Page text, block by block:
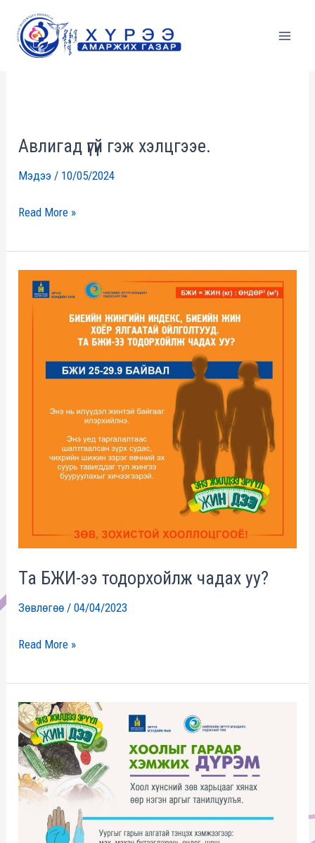
content Зураг
Авлигад үгүй гэж хэлцгээе.
Мэдээ / 10/05/2024
Авлигад
хэлцгээе.
Read More »
Та БЖИ-ээ тодорхойлж чадах уу?
Зөвлөгөө /04/04/2023
БЖИ-
чадах
Read More »
Хоолыг
гараар
хэмжих
дүрэм